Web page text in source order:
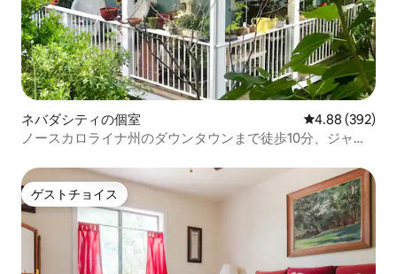
ネバダシティの個室 レビュー392
4.88 (392)
ノースカロライナ州のダウンタウンまで徒歩10分、ジャグ
ゲストチョイス
ゲストチョイス